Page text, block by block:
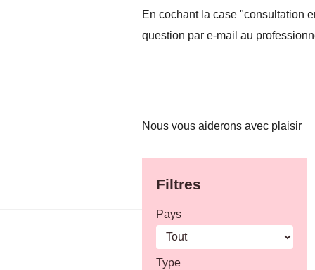
En cochant la case "consultation
question par e-mail au
Nous vous aiderons avec plaisir
Filtres
Pays
Type